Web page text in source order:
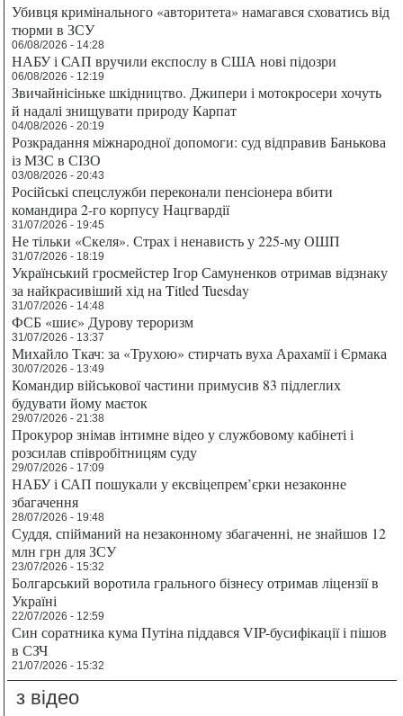
Убивця кримінального «авторитета» намагався сховатись від
тюрми в ЗСУ
06/08/2026 - 14:28
НАБУ і САП вручили експослу в США нові підозри
06/08/2026 - 12:19
Звичайнісіньке шкідництво. Джипери і мотокросери хочуть
й надалі знищувати природу Карпат
04/08/2026 - 20:19
Розкрадання міжнародної допомоги: суд відправив Банькова
із МЗС в СІЗО
03/08/2026 - 20:43
Російські спецслужби переконали пенсіонера вбити
командира 2-го корпусу Нацгвардії
31/07/2026 - 19:45
Не тільки «Скеля». Страх і ненависть у 225-му ОШП
31/07/2026 - 18:19
Український гросмейстер Ігор Самуненков отримав відзнаку
за найкрасивіший хід на Titled Tuesday
31/07/2026 - 14:48
ФСБ «шиє» Дурову тероризм
31/07/2026 - 13:37
Михайло Ткач: за «Трухою» стирчать вуха Арахамії і Єрмака
30/07/2026 - 13:49
Командир військової частини примусив 83 підлеглих
будувати йому маєток
29/07/2026 - 21:38
Прокурор знімав інтимне відео у службовому кабінеті і
розсилав співробітницям суду
29/07/2026 - 17:09
НАБУ і САП пошукали у ексвіцепрем’єрки незаконне
збагачення
28/07/2026 - 19:48
Суддя, спійманий на незаконному збагаченні, не знайшов 12
млн грн для ЗСУ
23/07/2026 - 15:32
Болгарський воротила грального бізнесу отримав ліцензії в
Україні
22/07/2026 - 12:59
Син соратника кума Путіна піддався VIP-бусифікації і пішов
в СЗЧ
21/07/2026 - 15:32
з відео